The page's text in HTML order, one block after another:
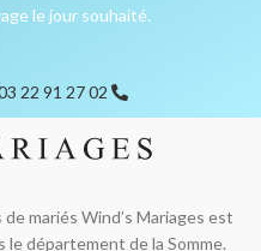
le jour souhaité.
22 91 27 02
mariés Wind’s Mariages est
le département de la Somme.